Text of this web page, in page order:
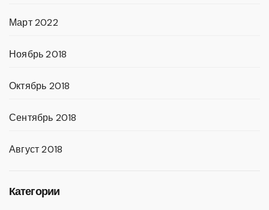
Март 2022
Ноябрь 2018
Октябрь 2018
Сентябрь 2018
Август 2018
Категории